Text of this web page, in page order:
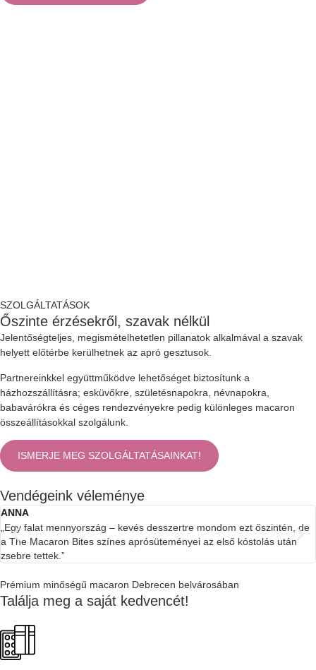
SZOLGÁLTATÁSOK
Őszinte érzésekről, szavak nélkül
Jelentőségteljes, megismételhetetlen pillanatok alkalmával a szavak
helyett előtérbe kerülhetnek az apró gesztusok.
Partnereinkkel együttműködve lehetőséget biztosítunk a
házhozszállításra; esküvőkre, születésnapokra, névnapokra,
babavárókra és céges rendezvényekre pedig különleges macaron
összeállításokkal szolgálunk.
ISMERJE MEG SZOLGÁLTATÁSAINKAT!
Vendégeink véleménye
ANNA
„Egy falat mennyország – kevés desszertre mondom ezt őszintén, de
a The Macaron Bites színes aprósüteményei az első kóstolás után
zsebre tettek.”
Prémium minőségű macaron Debrecen belvárosában
Találja meg a saját kedvencét!